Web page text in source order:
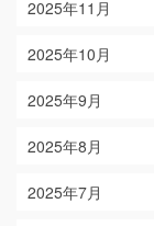
2025年11月
2025年10月
2025年9月
2025年8月
2025年7月